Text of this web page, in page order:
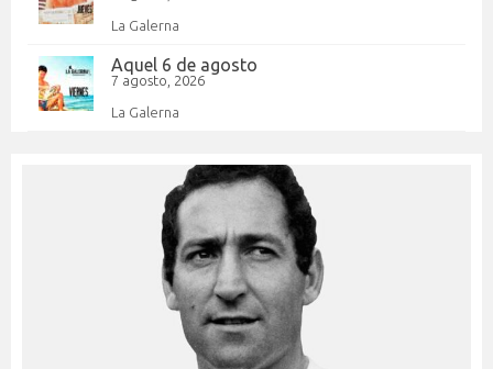
La Galerna
Aquel 6 de agosto
7 agosto, 2026
La Galerna